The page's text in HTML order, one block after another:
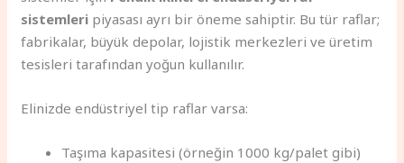
sistemleri piyasası ayrı bir öneme sahiptir. Bu tür raflar;
fabrikalar, büyük depolar, lojistik merkezleri ve üretim
tesisleri tarafından yoğun kullanılır.
Elinizde endüstriyel tip raflar varsa:
Taşıma kapasitesi (örneğin 1000 kg/palet gibi)